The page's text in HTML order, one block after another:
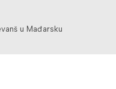
u Mađarsku